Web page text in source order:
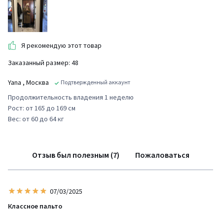
Я рекомендую этот товар
Заказанный размер: 48
Yana , Москва Подтвержденный аккаунт
Продолжительность владения 1 неделю
Рост: от 165 до 169 см
Вес: от 60 до 64 кг
Отзыв был полезным (7) Пожаловаться
07/03/2025
Классное пальто